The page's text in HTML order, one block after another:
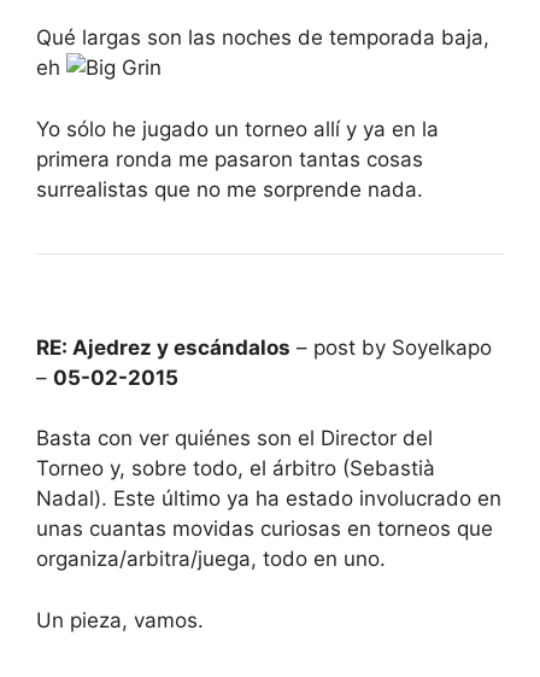
Qué largas son las noches de temporada baja,
eh
Yo sólo he jugado un torneo allí y ya en la
primera ronda me pasaron tantas cosas
surrealistas que no me sorprende nada.
RE: Ajedrez y escándalos – post by Soyelkapo
– 05-02-2015
Basta con ver quiénes son el Director del
Torneo y, sobre todo, el árbitro (Sebastià
Nadal). Este último ya ha estado involucrado en
unas cuantas movidas curiosas en torneos que
organiza/arbitra/juega, todo en uno.
Un pieza, vamos.